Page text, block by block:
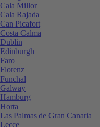
Cala Millor
Cala Rajada
Can Picafort
Costa Calma
Dublin
Edinburgh
Faro
Florenz
Funchal
Galway
Hamburg
Horta
Las Palmas de Gran Canaria
Lecce